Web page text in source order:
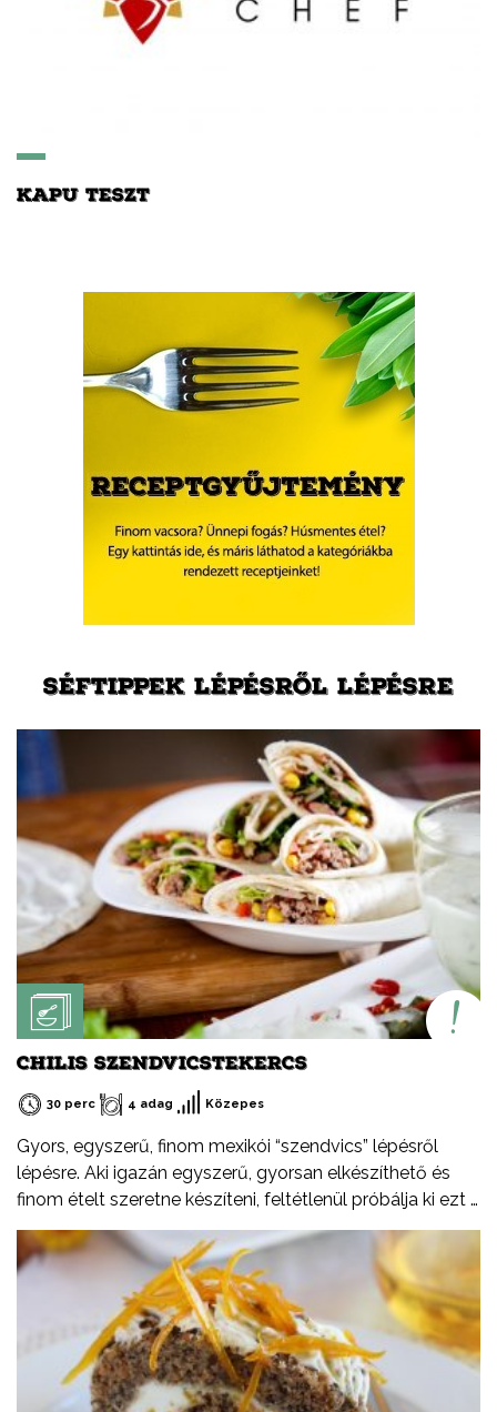
KAPU TESZT
SÉFTIPPEK LÉPÉSRŐL LÉPÉSRE
CHILIS SZENDVICSTEKERCS
30 perc 4 adag Közepes
Gyors, egyszerű, finom mexikói “szendvics” lépésről
lépésre. Aki igazán egyszerű, gyorsan elkészíthető és
finom ételt szeretne készíteni, feltétlenül próbálja ki ezt a
receptemet – akár hidegen akár melegen.